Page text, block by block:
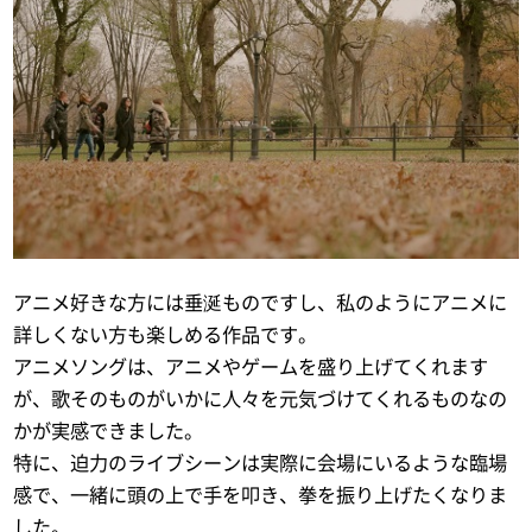
アニメ好きな方には垂涎ものですし、私のようにアニメに
詳しくない方も楽しめる作品です。
アニメソングは、アニメやゲームを盛り上げてくれます
が、歌そのものがいかに人々を元気づけてくれるものなの
かが実感できました。
特に、迫力のライブシーンは実際に会場にいるような臨場
感で、一緒に頭の上で手を叩き、拳を振り上げたくなりま
した。